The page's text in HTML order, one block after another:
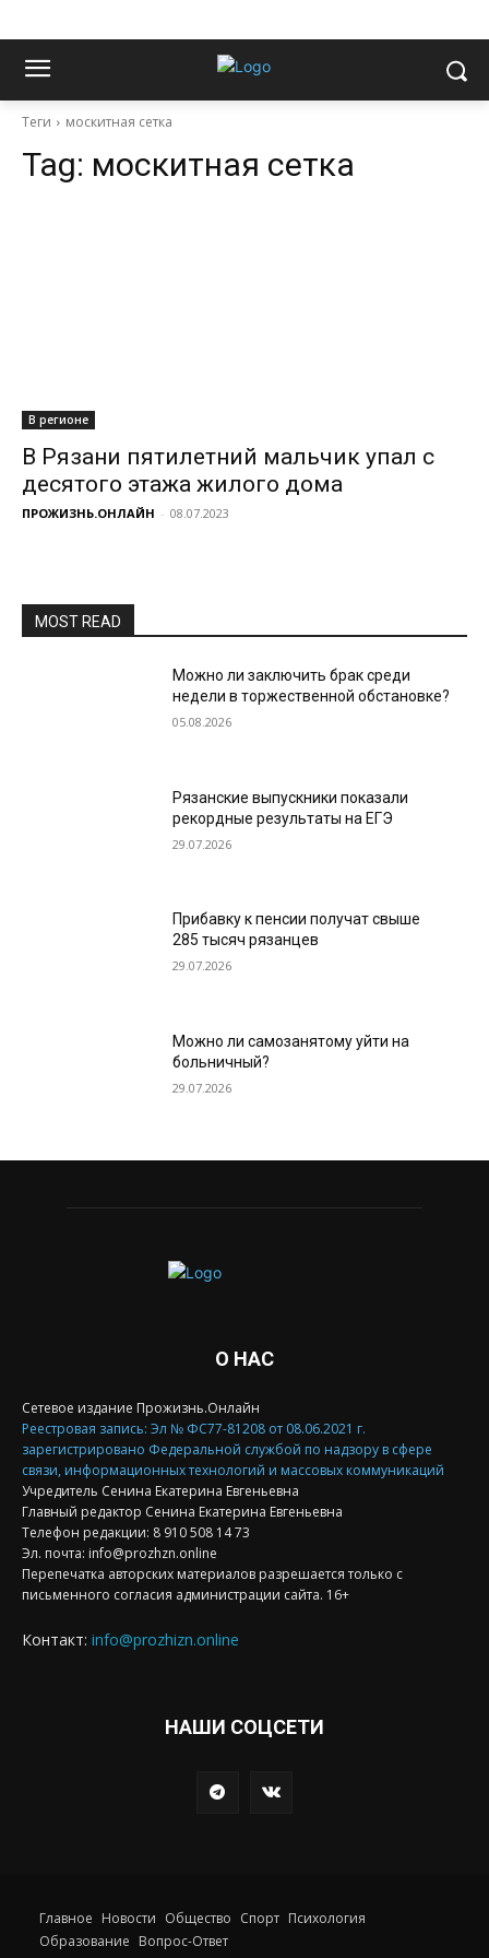
Теги москитная сетка
Tag: москитная сетка
В регионе
В Рязани пятилетний мальчик упал с
десятого этажа жилого дома
ПРОЖИЗНЬ.ОНЛАЙН - 08.07.2023
MOST READ
Можно ли заключить брак среди
недели в торжественной обстановке?
05.08.2026
Рязанские выпускники показали
рекордные результаты на ЕГЭ
29.07.2026
Прибавку к пенсии получат свыше
285 тысяч рязанцев
29.07.2026
Можно ли самозанятому уйти на
больничный?
29.07.2026
О НАС
Сетевое издание Прожизнь.Онлайн
Реестровая запись: Эл № ФС77-81208 от 08.06.2021 г.
зарегистрировано Федеральной службой по надзору в сфере
связи, информационных технологий и массовых коммуникаций
Учредитель Сенина Екатерина Евгеньевна
Главный редактор Сенина Екатерина Евгеньевна
Телефон редакции: 8 910 508 14 73
Эл. почта: info@prozhzn.online
Перепечатка авторских материалов разрешается только с
письменного согласия администрации сайта. 16+
Контакт: info@prozhizn.online
НАШИ СОЦСЕТИ
Главное Новости Общество Спорт Психология
Образование Вопрос-Ответ